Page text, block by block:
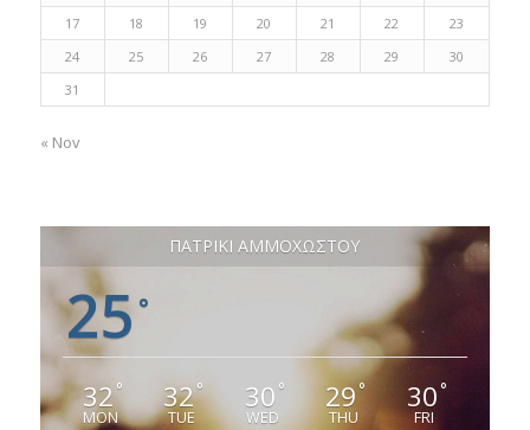
17
18 19 20 21 22
23
24
25 26 27 28 29
30
31
« Nov
ΠΑΤΡΙΚΙ ΑΜΜΟΧΩΣΤΟΥ
25 °
32°
MON
32°
TUE
30 °
WED
29 °
THU
30°
FRI